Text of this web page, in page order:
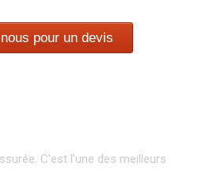
pour un devis
C’est l’une des meilleurs